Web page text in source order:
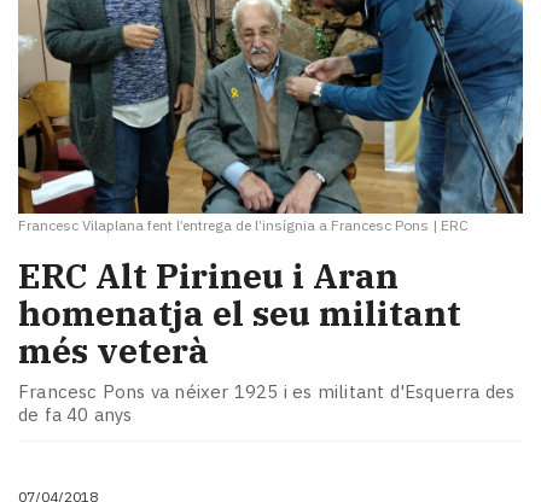
Francesc Vilaplana fent l’entrega de l’insígnia a Francesc Pons | ERC
ERC Alt Pirineu i Aran
homenatja el seu militant
més veterà
Francesc Pons va néixer 1925 i es militant d'Esquerra des
de fa 40 anys
07/04/2018